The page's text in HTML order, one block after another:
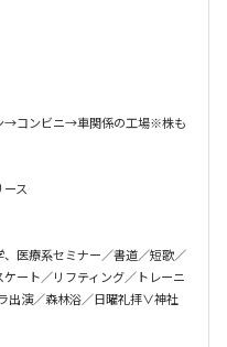
→コンビニ→車関係の工場※株も
ース
医療系セミナー／書道／短歌／
ート／リフティング／トレーニ
出演／森林浴／日曜礼拝∨神社